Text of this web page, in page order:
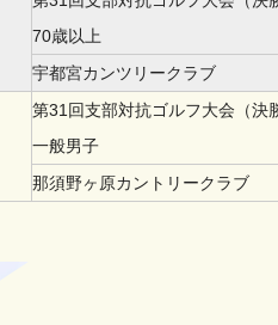
70歳以上
宇都宮カンツリークラブ
第31回支部対抗ゴルフ大会（決
一般男子
那須野ヶ原カントリークラブ